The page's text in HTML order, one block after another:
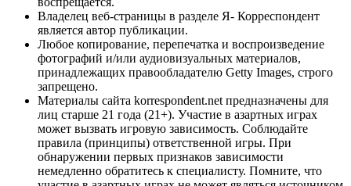
Владелец веб-страницы в разделе Я- Корреспондент
является автор публикации.
Любое копирование, перепечатка и воспроизведение
фотографий и/или аудиовизуальных материалов,
принадлежащих правообладателю Getty Images, строго
запрещено.
Материалы сайта korrespondent.net предназначены для
лиц старше 21 года (21+). Участие в азартных играх
может вызвать игровую зависимость. Соблюдайте
правила (принципы) ответственной игры. При
обнаружении первых признаков зависимости
немедленно обратитесь к специалисту. Помните, что